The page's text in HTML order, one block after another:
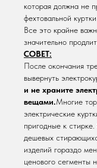
которая должна не
фехтовальной
Все это крайне
значительно
СОВЕТ:
После окончания
вывернуть
и не храните
вещами.Многие
электрические
пригодные к
дешевых
изделий гораздо
ценового сегменты